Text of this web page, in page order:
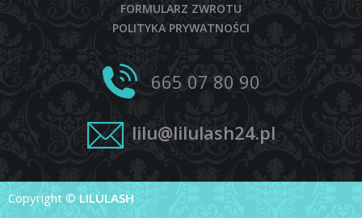
FORMULARZ ZWROTU
POLITYKA PRYWATNOŚCI
665 07 80 90
lilu@lilulash24.pl
Copyright © LILULASH